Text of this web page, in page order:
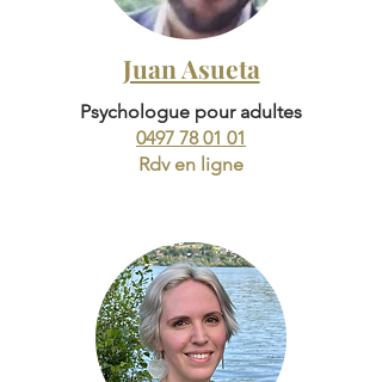
Juan Asueta
Psychologue pour adultes
0497 78 01 01
Rdv en ligne